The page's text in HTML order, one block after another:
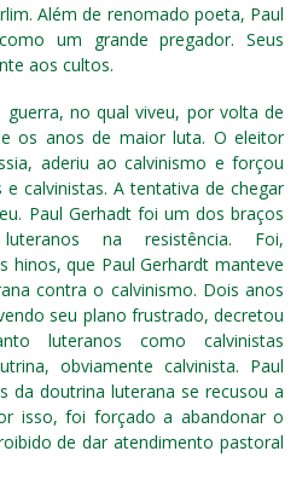
Além de renomado poeta, Paul
um grande pregador. Seus
aos cultos.
no qual viveu, por volta de
os anos de maior luta. O eleitor
aderiu ao calvinismo e forçou
calvinistas. A tentativa de chegar
Paul Gerhadt foi um dos braços
na resistência. Foi,
hinos, que Paul Gerhardt manteve
contra o calvinismo. Dois anos
seu plano frustrado, decretou
luteranos como calvinistas
obviamente calvinista. Paul
da doutrina luterana se recusou a
isso, foi forçado a abandonar o
de dar atendimento pastoral